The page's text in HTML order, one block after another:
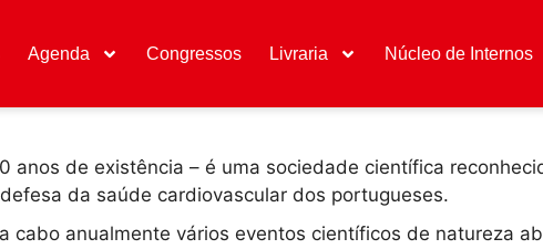
Agenda Congressos Livraria Núcleo de Internos
anos de existência – é uma sociedade científica
da saúde cardiovascular dos portugueses.
cabo anualmente vários eventos científicos de natureza